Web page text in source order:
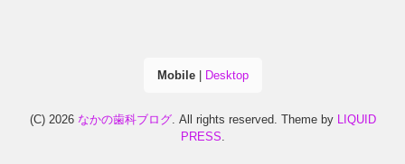
Mobile| Desktop
(C) 2026 なかの歯科ブログ. All rights reserved. Theme by LIQUID
PRESS.